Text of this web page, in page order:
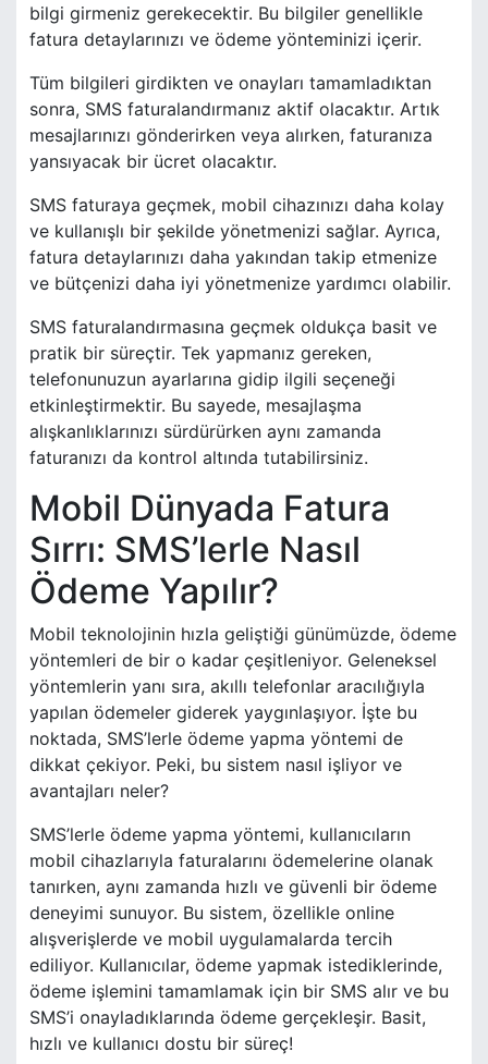
bilgi girmeniz gerekecektir. Bu bilgiler genellikle
fatura detaylarınızı ve ödeme yönteminizi içerir.
Tüm bilgileri girdikten ve onayları tamamladıktan
sonra, SMS faturalandırmanız aktif olacaktır. Artık
mesajlarınızı gönderirken veya alırken, faturanıza
yansıyacak bir ücret olacaktır.
SMS faturaya geçmek, mobil cihazınızı daha kolay
ve kullanışlı bir şekilde yönetmenizi sağlar. Ayrıca,
fatura detaylarınızı daha yakından takip etmenize
ve bütçenizi daha iyi yönetmenize yardımcı olabilir.
SMS faturalandırmasına geçmek oldukça basit ve
pratik bir süreçtir. Tek yapmanız gereken,
telefonunuzun ayarlarına gidip ilgili seçeneği
etkinleştirmektir. Bu sayede, mesajlaşma
alışkanlıklarınızı sürdürürken aynı zamanda
faturanızı da kontrol altında tutabilirsiniz.
Mobil Dünyada Fatura
Sırrı: SMS’lerle Nasıl
Ödeme Yapılır?
Mobil teknolojinin hızla geliştiği günümüzde, ödeme
yöntemleri de bir o kadar çeşitleniyor. Geleneksel
yöntemlerin yanı sıra, akıllı telefonlar aracılığıyla
yapılan ödemeler giderek yaygınlaşıyor. İşte bu
noktada, SMS’lerle ödeme yapma yöntemi de
dikkat çekiyor. Peki, bu sistem nasıl işliyor ve
avantajları neler?
SMS’lerle ödeme yapma yöntemi, kullanıcıların
mobil cihazlarıyla faturalarını ödemelerine olanak
tanırken, aynı zamanda hızlı ve güvenli bir ödeme
deneyimi sunuyor. Bu sistem, özellikle online
alışverişlerde ve mobil uygulamalarda tercih
ediliyor. Kullanıcılar, ödeme yapmak istediklerinde,
ödeme işlemini tamamlamak için bir SMS alır ve bu
SMS’i onayladıklarında ödeme gerçekleşir. Basit,
hızlı ve kullanıcı dostu bir süreç!